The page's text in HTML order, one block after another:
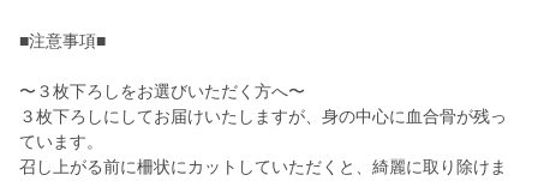
■注意事項■
〜３枚下ろしをお選びいただく方へ〜
３枚下ろしにしてお届けいたしますが、身の中心に血合骨が残っ
ています。
召し上がる前に柵状にカットしていただくと、綺麗に取り除けま